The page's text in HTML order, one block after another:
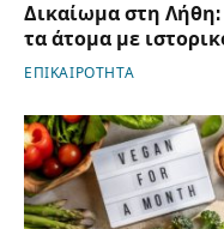
Δικαίωμα στη
τα άτομα με
ΕΠΙΚΑΙΡΟΤΗΤΑ